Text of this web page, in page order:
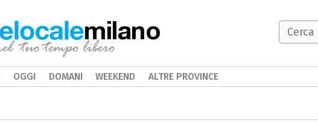
milano
OGGI DOMANI WEEKEND ALTRE PROVINCE